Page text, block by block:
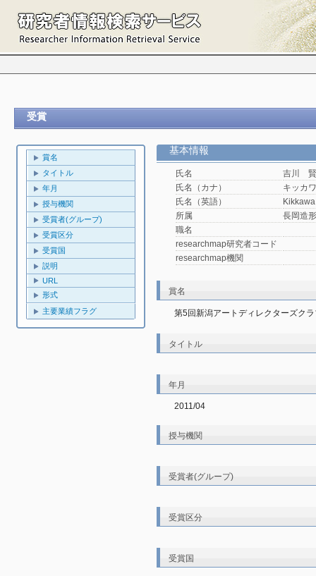
受賞
賞名
タイトル
年月
授与機関
受賞者(グループ)
受賞区分
受賞国
説明
URL
形式
主要業績フラグ
基本情報
氏名
吉川
氏名（カナ）
キッカ
氏名（英語）
所属
長岡造
職名
researchmap研究者コード
researchmap機関
賞名
第5回新潟アートディレクターズク
タイトル
年月
2011/04
授与機関
受賞者(グループ)
受賞区分
受賞国